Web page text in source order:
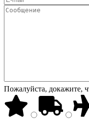
Пожалуйста, докажите,